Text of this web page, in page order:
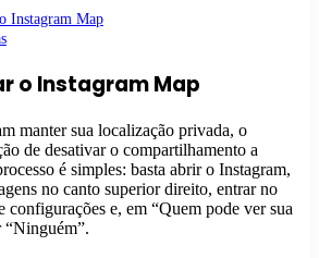
Instagram Map
o Instagram Map
manter sua localização privada, o
de desativar o compartilhamento a
é simples: basta abrir o Instagram,
no canto superior direito, entrar no
configurações e, em “Quem pode ver sua
“Ninguém”.